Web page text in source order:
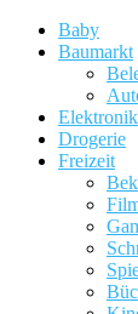
Baby
Baumarkt
Elektronik
Drogerie
Freizeit